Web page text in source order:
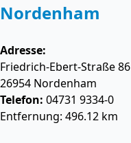
Nordenham
Adresse:
Friedrich-Ebert-Straße 86
26954 Nordenham
Telefon: 04731 9334-0
Entfernung: 496.12 km